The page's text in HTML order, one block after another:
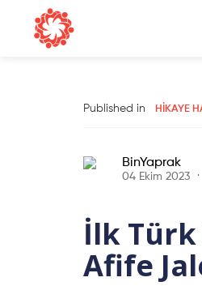
Published in HIKAYE
BinYaprak
04 Ekim 2023
İlk Türk
Afife